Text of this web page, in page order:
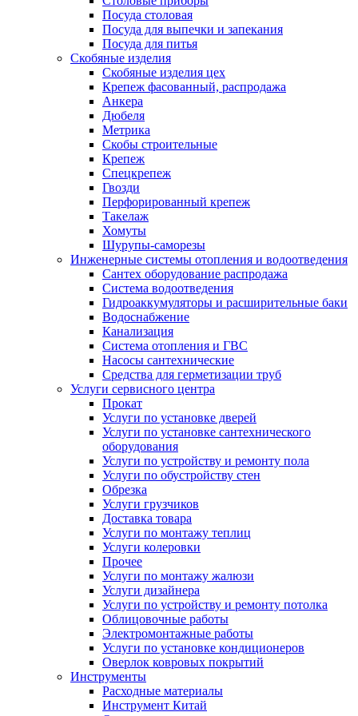
Посуда столовая
Посуда для выпечки и запекания
Посуда для питья
Скобяные изделия
Скобяные изделия цех
Крепеж фасованный, распродажа
Анкера
Дюбеля
Метрика
Скобы строительные
Крепеж
Спецкрепеж
Гвозди
Перфорированный крепеж
Такелаж
Хомуты
Шурупы-саморезы
Инженерные системы отопления и водоотведения
Сантех оборудование распродажа
Система водоотведения
Гидроаккумуляторы и расширительные баки
Водоснабжение
Канализация
Система отопления и ГВС
Насосы сантехнические
Средства для герметизации труб
Услуги сервисного центра
Прокат
Услуги по установке дверей
Услуги по установке сантехнического
оборудования
Услуги по устройству и ремонту пола
Услуги по обустройству стен
Обрезка
Услуги грузчиков
Доставка товара
Услуги по монтажу теплиц
Услуги колеровки
Прочее
Услуги по монтажу жалюзи
Услуги дизайнера
Услуги по устройству и ремонту потолка
Облицовочные работы
Электромонтажные работы
Услуги по установке кондиционеров
Оверлок ковровых покрытий
Инструменты
Расходные материалы
Инструмент Китай